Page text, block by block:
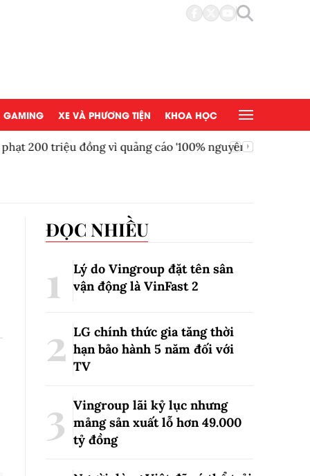
GAMING XE VÀ PHƯƠNG TIỆN KHOA HỌC
vì quảng cáo '100% nguyên liệu hữu cơ'
ĐỌC NHIỀU
Lý do Vingroup đặt tên sân
vận động là VinFast2
LG chính thức gia tăng thời
hạn bảo hành 5 năm đối với
TV
Vingroup lãi kỷ lục nhưng
mảng sản xuất lỗ hơn 49.000
tỷ đồng